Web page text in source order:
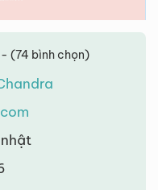
(74 bình chọn)